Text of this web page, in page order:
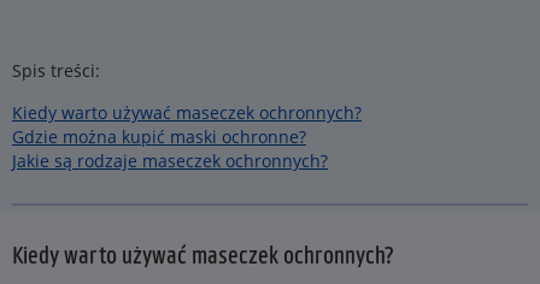
Spis treści:
Kiedy warto używać maseczek ochronnych?
Gdzie można kupić maski ochronne?
Jakie są rodzaje maseczek ochronnych?
Kiedy warto używać maseczek ochronnych?